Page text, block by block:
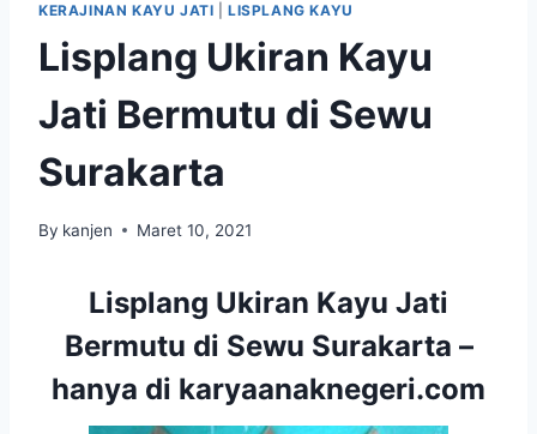
KERAJINAN KAYU JATI |LISPLANG KAYU
Lisplang Ukiran Kayu
Jati Bermutu di Sewu
Surakarta
By kanjen Maret 10, 2021
Lisplang Ukiran Kayu Jati
Bermutu di Sewu Surakarta –
hanya di karyaanaknegeri.com